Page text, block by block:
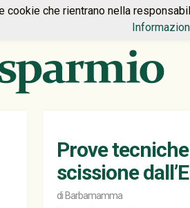
Prove
scissione
di Barbamamma
che rientrano nella